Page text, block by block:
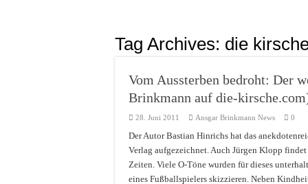
Tag Archives: die
Vom Aussterben bedroht: Der
Brinkmann auf die-
28. Juni 2011 Ansgar Brinkmann News 0
Der Autor Bastian Hinrichs hat das
Verlag aufgezeichnet. Auch Jürgen Klopp
Zeiten. Viele O-Töne wurden für dieses
eines Fußballspielers skizzieren. Neben